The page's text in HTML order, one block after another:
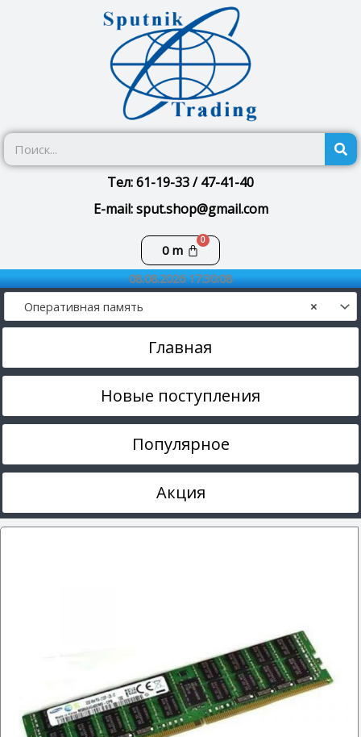
Тел: 61-19-33 / 47-41-40
E-mail: sput.shop@gmail.com
0m
Корзина
08.08.2026 17:30:08
×
Оперативная память
Главная
Новые поступления
Популярное
Акция